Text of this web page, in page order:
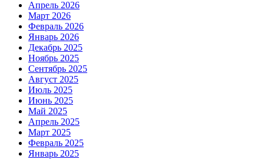
Апрель 2026
Март 2026
Февраль 2026
Январь 2026
Декабрь 2025
Ноябрь 2025
Сентябрь 2025
Август 2025
Июль 2025
Июнь 2025
Май 2025
Апрель 2025
Март 2025
Февраль 2025
Январь 2025